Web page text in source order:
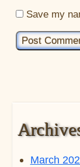
Save my
March